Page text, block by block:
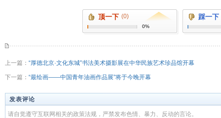
顶一下 (0)
0%
踩一下
上一篇： “厚德北京·文化东城”书法美术摄影展在中华民族艺术珍品馆开幕
下一篇： “最绘画——中国青年油画作品展”将于今晚开幕
发表评论
请自觉遵守互联网相关的政策法规，严禁发布色情、暴力、反动的言论。